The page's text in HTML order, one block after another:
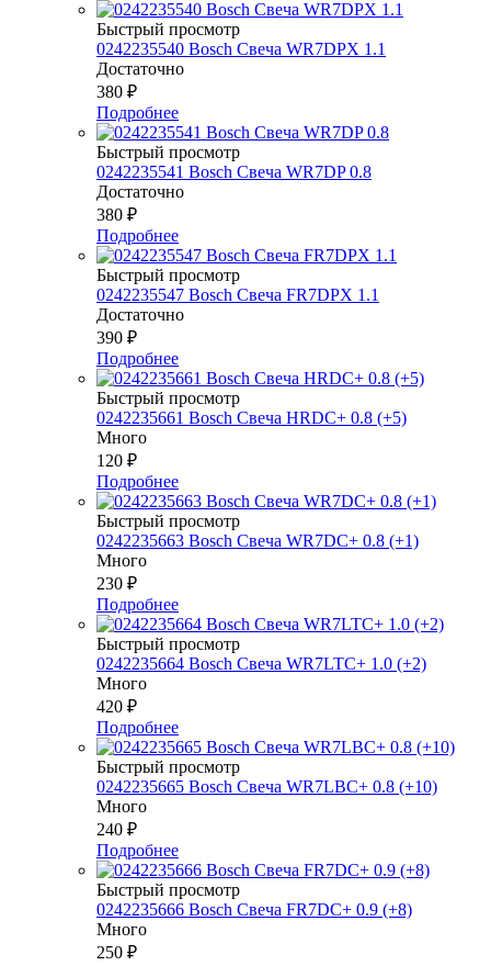
Быстрый просмотр
0242235540 Bosch Свеча WR7DPX 1.1
Достаточно
380 ₽
Подробнее
Быстрый просмотр
0242235541 Bosch Свеча WR7DP 0.8
Достаточно
380 ₽
Подробнее
Быстрый просмотр
0242235547 Bosch Свеча FR7DPX 1.1
Достаточно
390 ₽
Подробнее
Быстрый просмотр
0242235661 Bosch Свеча HRDC+ 0.8 (+5)
Много
120 ₽
Подробнее
Быстрый просмотр
0242235663 Bosch Свеча WR7DC+ 0.8 (+1)
Много
230 ₽
Подробнее
Быстрый просмотр
0242235664 Bosch Свеча WR7LTC+ 1.0 (+2)
Много
420 ₽
Подробнее
Быстрый просмотр
0242235665 Bosch Свеча WR7LBC+ 0.8 (+10)
Много
240 ₽
Подробнее
Быстрый просмотр
0242235666 Bosch Свеча FR7DC+ 0.9 (+8)
Много
250 ₽